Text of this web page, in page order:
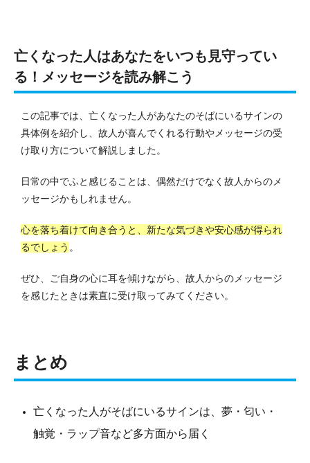
亡くなった人はあなたをいつも見守ってい
る！メッセージを読み解こう
この記事では、亡くなった人があなたのそばにいるサインの
具体例を紹介し、故人が喜んでくれる行動やメッセージの受
け取り方について解説しました。
日常の中でふと感じることは、偶然だけでなく故人からのメ
ッセージかもしれません。
心を落ち着けて向き合うと、新たな気づきや安心感が得られ
るでしょう 。
ぜひ、ご自身の心に耳を傾けながら、故人からのメッセージ
を感じたときは素直に受け取ってみてください。
まとめ
亡くなった人がそばにいるサインは、夢・匂い・
触覚・ラップ音など多方面から届く